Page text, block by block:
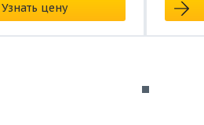
Узнать цену